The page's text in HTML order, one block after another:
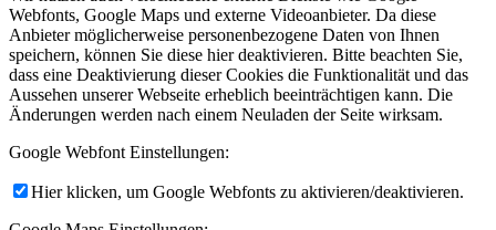
Webfonts, Google Maps und externe Videoanbieter. Da diese
Anbieter möglicherweise personenbezogene Daten von Ihnen
speichern, können Sie diese hier deaktivieren. Bitte beachten Sie,
dass eine Deaktivierung dieser Cookies die Funktionalität und das
Aussehen unserer Webseite erheblich beeinträchtigen kann. Die
Änderungen werden nach einem Neuladen der Seite wirksam.
Google Webfont Einstellungen:
Hier klicken, um Google Webfonts zu aktivieren/deaktivieren.